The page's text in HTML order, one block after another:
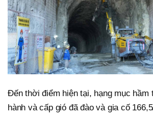
Đến thời điểm hiện tại, hạng mục hầm
hành và cấp gió đã đào và gia cố